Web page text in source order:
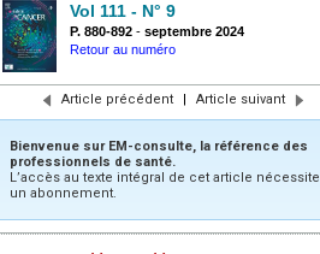
Vol 111 - N° 9
P. 880-892 - septembre 2024
Retour au numéro
Article précédent | Article suivant
Bienvenue sur EM-consulte, la référence des
professionnels de santé.
L’accès au texte intégral de cet article nécessite
un abonnement.